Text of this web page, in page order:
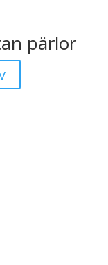
pärlor
här